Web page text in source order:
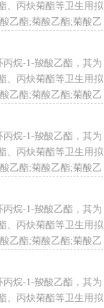
、丙炔菊酯等卫生用拟
乙酯;菊酸乙酯;菊酸乙
酯;菊酸乙酯;
丙烷-1-羧酸乙酯，其为
、丙炔菊酯等卫生用拟
乙酯;菊酸乙酯;菊酸乙
酯;菊酸乙酯;
丙烷-1-羧酸乙酯，其为
、丙炔菊酯等卫生用拟
乙酯;菊酸乙酯;菊酸乙
酯;菊酸乙酯;
丙烷-1-羧酸乙酯，其为
、丙炔菊酯等卫生用拟
乙酯;菊酸乙酯;菊酸乙
酯;菊酸乙酯;
丙烷-1-羧酸乙酯，其为
、丙炔菊酯等卫生用拟